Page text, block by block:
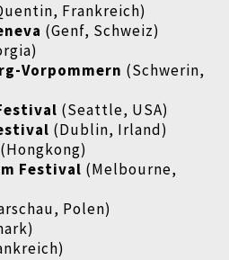
Frankreich)
(Genf, Schweiz)
Vorpommern (Schwerin,
(Seattle, USA)
(Dublin, Irland)
(Hongkong)
Festival (Melbourne,
Polen)